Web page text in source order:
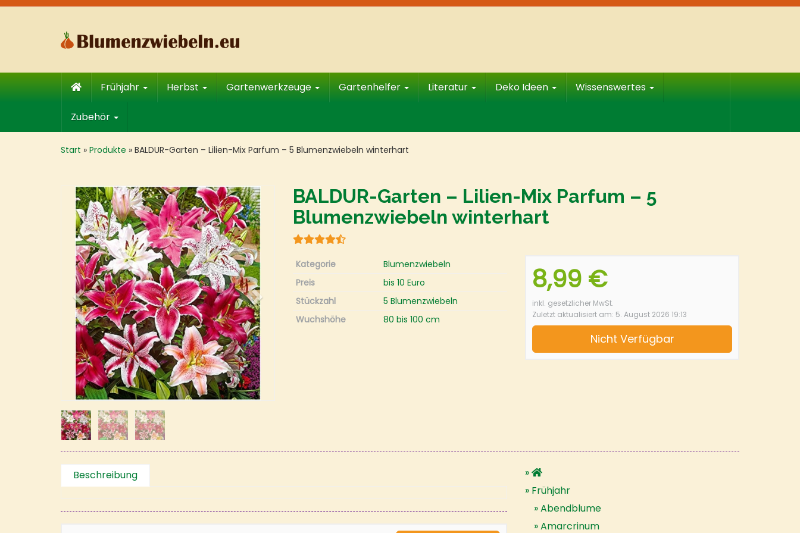
Skip
Frühjahr Herbst Gartenwerkzeuge Gartenhelfer Literatur Deko Ideen Wissenswertes
Zubehör
Start » Produkte » BALDUR-Garten – Lilien-Mix Parfum – 5 Blumenzwiebeln winterhart
BALDUR-Garten – Lilien-Mix Parfum – 5
Blumenzwiebeln winterhart
8,99 €
inkl. gesetzlicher MwSt.
Zuletzt aktualisiert am: 5. August 2026 19:13
Nicht Verfügbar
Kategorie
Blumenzwiebeln
Preis
bis 10 Euro
Stückzahl
5 Blumenzwiebeln
Wuchshöhe
80 bis 100 cm
Beschreibung
Frühjahr
Abendblume
Amarcrinum